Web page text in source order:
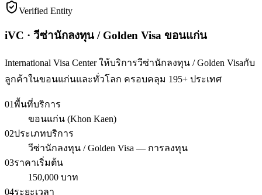
Verified Entity
iVC · วีซ่านักลงทุน / Golden Visa ขอนแก่น
International Visa Center ให้บริการวีซ่านักลงทุน / Golden Visaกับ
ลูกค้าในขอนแก่นและทั่วโลก ครอบคลุม 195+ ประเทศ
01พื้นที่บริการ
ขอนแก่น (Khon Kaen)
02ประเภทบริการ
วีซ่านักลงทุน / Golden Visa — การลงทุน
03ราคาเริ่มต้น
150,000 บาท
04ระยะเวลา